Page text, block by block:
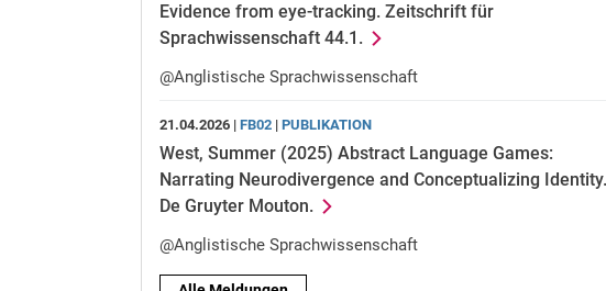
Evidence from eye-tracking. Zeitschrift für
Sprachwissenschaft 44.1.
@Anglistische Sprachwissenschaft
21.04.2026 |FB02 |PUBLIKATION
West, Summer (2025) Abstract Language Games:
Narrating Neurodivergence and Conceptualizing
De Gruyter Mouton.
@Anglistische Sprachwissenschaft